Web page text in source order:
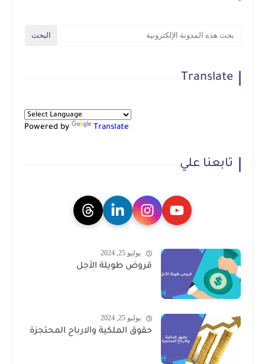
Translate
Powered by Translate
تابعنا علي
يوليو 25, 2024
قروض طويلة الأجل
يوليو 25, 2024
حقوق الملكية والارباح المحتجزة